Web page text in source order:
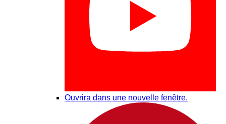
Ouvrira dans une nouvelle fenêtre.